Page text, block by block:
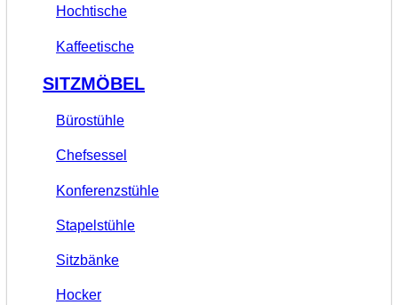
Hochtische
Kaffeetische
SITZMÖBEL
Bürostühle
Chefsessel
Konferenzstühle
Stapelstühle
Sitzbänke
Hocker